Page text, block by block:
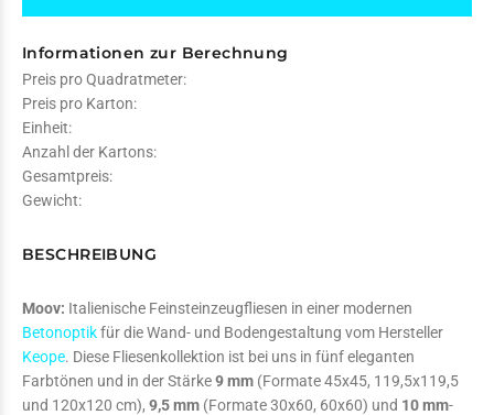
Informationen zur Berechnung
Preis pro Quadratmeter:
Preis pro Karton:
Einheit:
Anzahl der Kartons:
Gesamtpreis:
Gewicht:
BESCHREIBUNG
Moov: Italienische Feinsteinzeugfliesen in einer modernen
Betonoptikfür die Wand- und Bodengestaltung vom Hersteller
Keope. Diese Fliesenkollektion ist bei uns in fünf eleganten
Farbtönen und in der Stärke9 mm (Formate 45x45, 119,5x119,5
und 120x120 cm), 9,5 mm (Formate 30x60, 60x60) und 10 mm-